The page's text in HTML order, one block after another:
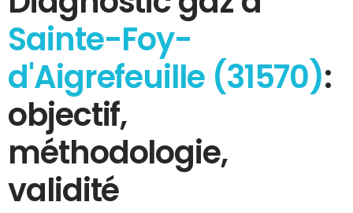
Sainte-Foy-
d'Aigrefeuille (31570):
objectif,
méthodologie,
validité